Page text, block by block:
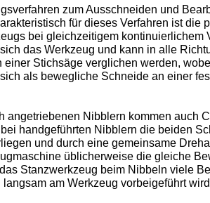
zum Ausschneiden und
für dieses Verfahren ist die
bei gleichzeitigem kontinuierlichem
das Werkzeug und kann in alle
Stichsäge verglichen werden,
als bewegliche Schneide an einer
angetriebenen Nibblern kommen auch
handgeführten Nibblern die beiden
und durch eine gemeinsame
üblicherweise die gleiche
Stanzwerkzeug beim Nibbeln viele
am Werkzeug vorbeigeführt